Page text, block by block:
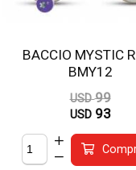
BACCIO MYSTIC
BMY12
USD 99
USD 93